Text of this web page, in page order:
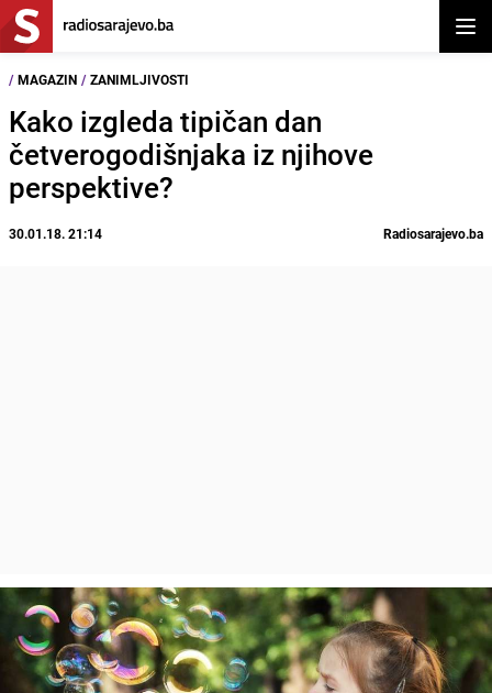
/ MAGAZIN / ZANIMLJIVOSTI
Kako izgleda tipičan dan
četverogodišnjaka iz njihove
perspektive?
30.01.18. 21:14 Radiosarajevo.ba